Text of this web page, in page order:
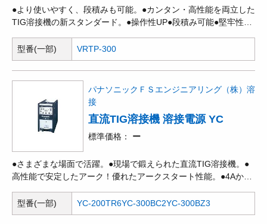
を防止し、多様化するワーク材質・継手に対応できます。●直流
パルス機能標準搭載。0.5~500Hzの設定が可能。ワークに合わせ
0.1~5.0秒のデジタル設定(0.1秒単位)が可能。均一なビード外
観、溶込み等の品質も安定します！●溶接条件の記憶/再生機能(9
上します！●(TIG溶接時)溶接終了後、トーチスイッチOFFから約
10分後に省エネ回路が作動します。無駄な電力をカットして大切
な電力を積極的に節約します。
●より使いやすく、段積みも可能。●カンタン・高性能を両立した
TIG溶接機の新スタンダード。●操作性UP●段積み可能●堅牢性向
や運搬にも優れたデザインへ!●よりシンプルに、より使いやすく
●保管スペースが1/3に●堅牢性の向上●抜群の溶接品質
型番(一部) VRTP-300
パナソニックＦＳエンジニアリング（株）溶
接
直流TIG溶接機 溶接電源 YC
標準価格 ー
●さまざまな場面で活躍。●現場で鍛えられた直流TIG溶接機。●
高性能で安定したアーク！優れたアークスタート性能。●4Aから
高張力鋼や、Cr-Mo鋼などを高品質に溶接するとともに、TIG溶
接後の2層目以降の能率アップに威力を発揮します。
型番(一部) YC-200TR6YC-300BC2YC-300BZ3